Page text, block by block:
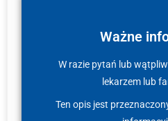
Ważne
W razie pytań lub
lekarzem lub
Ten opis jest